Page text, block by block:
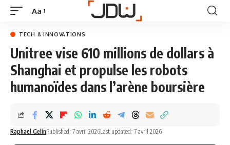
Aa
TECH & INNOVATIONS
Unitree vise 610 millions de dollars à
Shanghai et propulse les robots
humanoïdes dans l’arène boursière
Raphael GelinPublished: 7 avril 2026Last updated: 7 avril 2026